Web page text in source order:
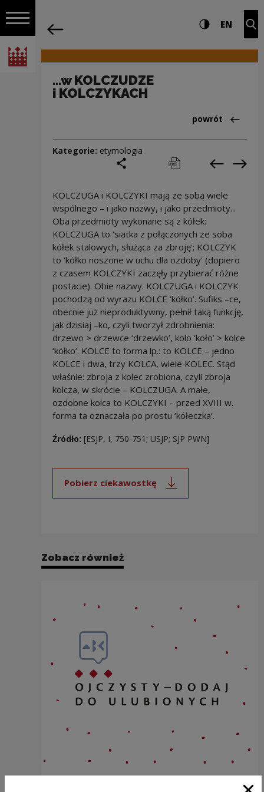
Włącz nawigację
Narodowe Centrum Kultury
Nawigacja Ustawienia i Wysoki
EN
...w KOLCZUDZE
i KOLCZYKACH
Powrót
powrót
Kategorie: etymologia
podziel się
drukuj pobierz
KOLCZUGA i KOLCZYKI mają ze sobą wiele
wspólnego – i jako nazwy, i jako przedmioty...
Oba przedmioty wykonane są z kółek:
KOLCZUGA to ‘siatka z połączonych ze soba
kółek stalowych, służąca za zbroję’; KOLCZYK
to ‘kółko noszone w uchu dla ozdoby’ (dopiero
z czasem KOLCZYKI zaczęły przybierać różne
postacie). Obie nazwy: KOLCZUGA i KOLCZYK
pochodzą od wyrazu KOLCE ‘kółko’. Sufiks –ce,
obecnie już nieproduktywny, pełnił taką funkcję,
jak dzisiaj –ko, czyli tworzył zdrobnienia:
drzewo > drzewce ‘drzewko’, kolo ‘koło’ > kolce
‘kółko’. KOLCE to forma lp.: to KOLCE – jedno
KOLCE i dwa, trzy KOLCA, wiele KOLEC. Stąd
właśnie: zbroja z kolec zrobiona, czyli zbroja
kolcza, w skrócie – KOLCZUGA. A małe,
ozdobne kolca to KOLCZYKI – przed XVIII w.
forma ta oznaczała po prostu ‘kółeczka’.
Źródło: [ESJP, I, 750-751; USJP; SJP PWN]
Pobierz ciekawostkę
Uwaga, link zostanie otwarty
Zobacz również